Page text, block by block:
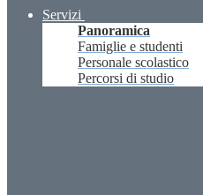
Servizi
Panoramica
Famiglie e studenti
Personale scolastico
Percorsi di studio